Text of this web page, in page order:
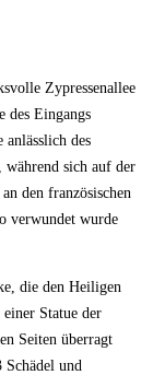
Zypressenallee
des Eingangs
des
während sich auf der
den französischen
verwundet wurde
die den Heiligen
Statue der
Seiten überragt
und